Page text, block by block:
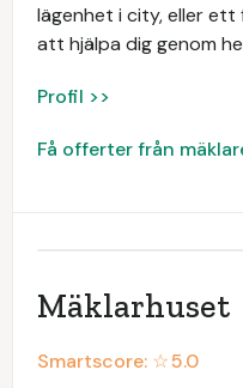
lägenhet i city, eller
att hjälpa dig genom
Profil >>
Få offerter från
Mäklarhuset
Smartscore: ☆5.0